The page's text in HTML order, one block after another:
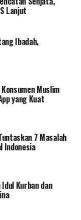
Lanjut
Ibadah,
Muslim
yang Kuat
7 Masalah
Indonesia
Kurban dan